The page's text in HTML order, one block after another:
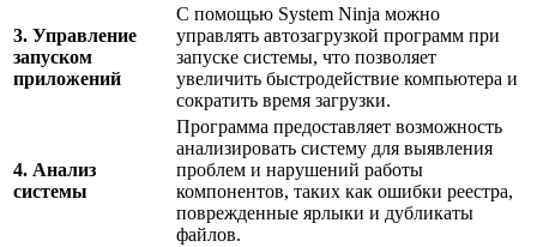
3. Управление
запуском
приложений
С помощью System Ninja можно
управлять автозагрузкой программ при
запуске системы, что позволяет
увеличить быстродействие компьютера и
сократить время загрузки.
4. Анализ
системы
Программа предоставляет возможность
анализировать систему для выявления
проблем и нарушений работы
компонентов, таких как ошибки реестра,
поврежденные ярлыки и дубликаты
файлов.